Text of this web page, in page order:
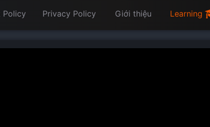
Policy Privacy Policy Giới thiệu Learning